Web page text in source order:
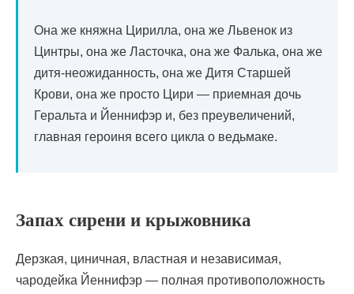
Она же княжна Цирилла, она же Львенок из
Цинтры, она же Ласточка, она же Фалька, она же
дитя-неожиданность, она же Дитя Старшей
Крови, она же просто Цири — приемная дочь
Геральта и Йеннифэр и, без преувеличений,
главная героиня всего цикла о ведьмаке.
Запах сирени и крыжовника
Дерзкая, циничная, властная и независимая,
чародейка Йеннифэр — полная противоположность